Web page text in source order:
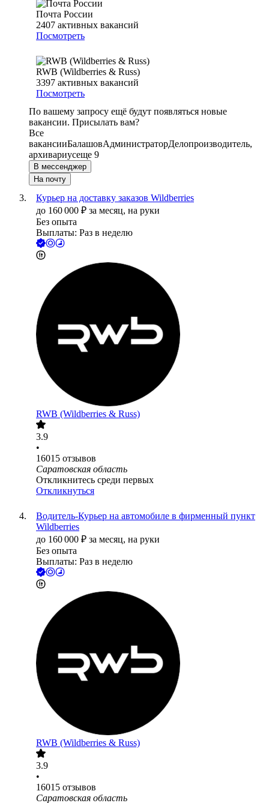
Почта России
2407 активных вакансий
Посмотреть
RWB (Wildberries & Russ)
3397 активных вакансий
Посмотреть
По вашему запросу ещё будут появляться новые
вакансии. Присылать вам?
Все
вакансииБалашовАдминистраторДелопроизводитель,
архивариусеще 9
В мессенджер
На почту
Курьер на доставку заказов Wildberries
до 160 000 ₽ за месяц, на руки
Без опыта
Выплаты: Раз в неделю
RWB (Wildberries & Russ)
3.9
•
16015 отзывов
Саратовская область
Откликнитесь среди первых
Откликнуться
Водитель-Курьер на автомобиле в фирменный пункт
Wildberries
до 160 000 ₽ за месяц, на руки
Без опыта
Выплаты: Раз в неделю
RWB (Wildberries & Russ)
3.9
•
16015 отзывов
Саратовская область